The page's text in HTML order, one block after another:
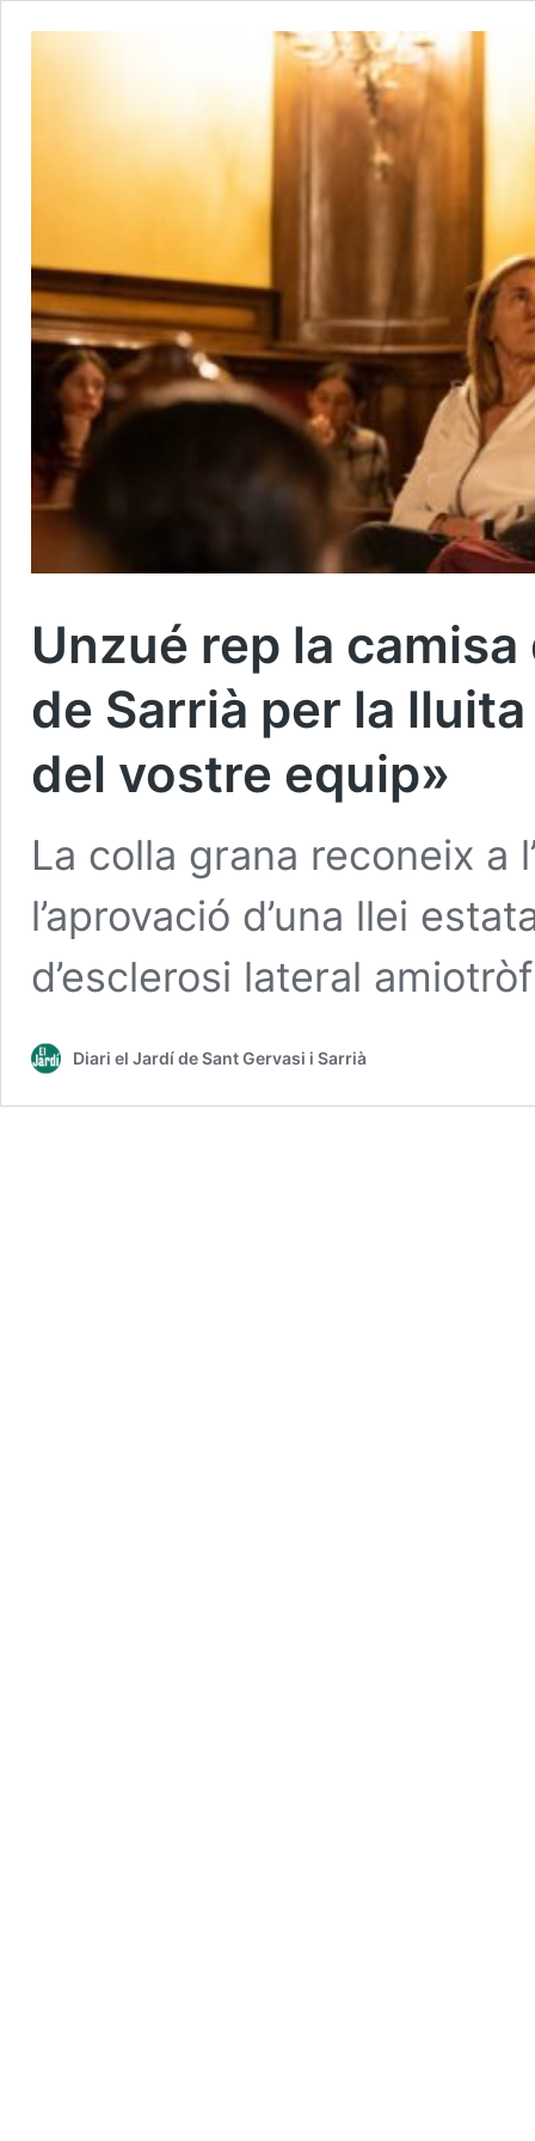
Unzué rep la
de Sarrià per la
del vostre equip»
La colla grana reconeix a
l’aprovació d’una llei
d’esclerosi lateral
Diari el Jardí de Sant Gervasi i Sarrià